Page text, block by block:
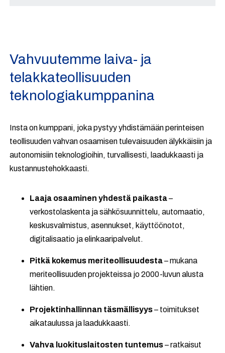
Vahvuutemme laiva- ja
telakkateollisuuden
teknologiakumppanina
Insta on kumppani, joka pystyy yhdistämään perinteisen
teollisuuden vahvan osaamisen tulevaisuuden älykkäisiin ja
autonomisiin teknologioihin, turvallisesti, laadukkaasti ja
kustannustehokkaasti.
Laaja osaaminen yhdestä paikasta–
verkostolaskenta ja sähkösuunnittelu, automaatio,
keskusvalmistus, asennukset, käyttöönotot,
digitalisaatio ja elinkaaripalvelut.
Pitkä kokemus meriteollisuudesta– mukana
meriteollisuuden projekteissa jo 2000-luvun alusta
lähtien.
Projektinhallinnan täsmällisyys– toimitukset
aikataulussa ja laadukkaasti.
Vahva luokituslaitosten tuntemus– ratkaisut